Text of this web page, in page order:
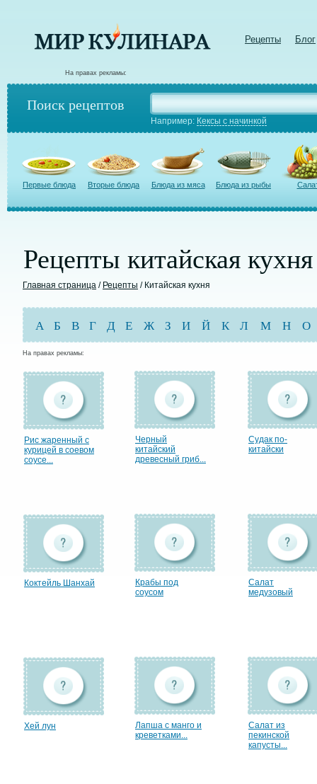
Рецепты Блог
На правах рекламы:
Поиск рецептов
Например: Кексы с начинкой
Первые блюда Вторые блюда Блюда из мяса Блюда из рыбы
Рецепты китайская кухня
Главная страница / Рецепты / Китайская кухня
А Б В Г Д Е Ж З И Й К Л М Н О
На правах рекламы:
Рис жаренный с
курицей в соевом
соусе...
Черный
китайский
древесный гриб...
Cудак по-
китайски
Коктейль Шанхай
Крабы под
соусом
Салат
медузовый
Хей лун
Лапша с манго и
креветками...
Салат из
пекинской
капусты...